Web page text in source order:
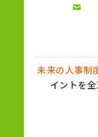
未来の人事制
イントを